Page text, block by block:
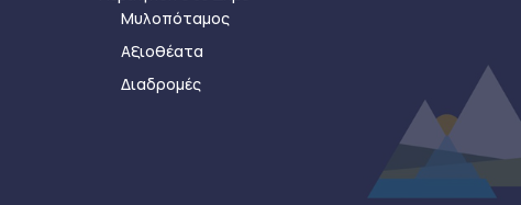
Μυλοπόταμος
Αξιοθέατα
Διαδρομές